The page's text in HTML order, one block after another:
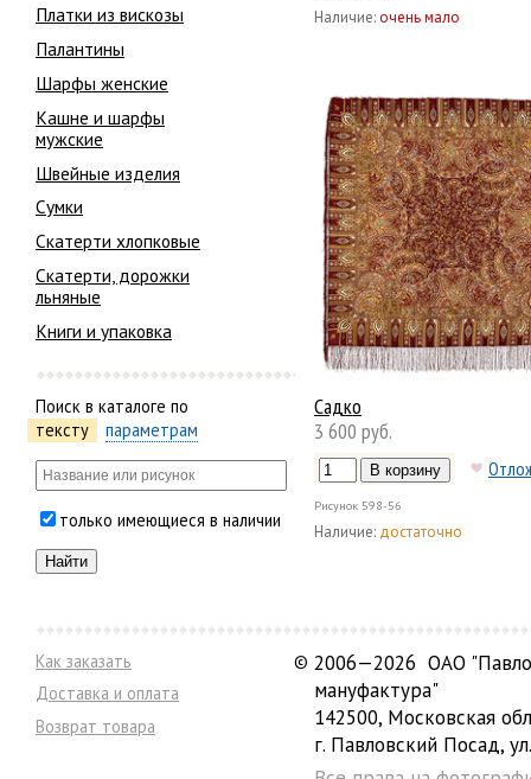
Платки из вискозы
Палантины
Шарфы женские
Кашне и шарфы
мужские
Швейные изделия
Сумки
Скатерти хлопковые
Скатерти, дорожки
льняные
Книги и упаковка
Поиск в каталоге по
тексту
параметрам
только имеющиеся в наличии
Наличие:очень мало
Садко
3 600 руб.
Рисунок 598-56
Наличие: достаточно
Как заказать
Доставка и оплата
Возврат товара
© 2006—2026 ОАО
мануфактура"
142500, Московская
г. Павловский Посад,